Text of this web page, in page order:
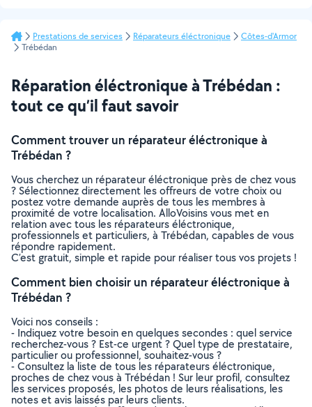
Prestations de services Réparateurs éléctronique
Côtes-d'Armor
Trébédan
Réparation éléctronique à Trébédan :
tout ce qu’il faut savoir
Comment trouver un réparateur éléctronique à
Trébédan ?
Vous cherchez un réparateur éléctronique près de chez vous
? Sélectionnez directement les offreurs de votre choix ou
postez votre demande auprès de tous les membres à
proximité de votre localisation. AlloVoisins vous met en
relation avec tous les réparateurs éléctronique,
professionnels et particuliers, à Trébédan, capables de vous
répondre rapidement.
C’est gratuit, simple et rapide pour réaliser tous vos projets !
Comment bien choisir un réparateur éléctronique à
Trébédan ?
Voici nos conseils :
- Indiquez votre besoin en quelques secondes : quel service
recherchez-vous ? Est-ce urgent ? Quel type de prestataire,
particulier ou professionnel, souhaitez-vous ?
- Consultez la liste de tous les réparateurs éléctronique,
proches de chez vous à Trébédan ! Sur leur profil, consultez
les services proposés, les photos de leurs réalisations, les
notes et avis laissés par leurs clients.